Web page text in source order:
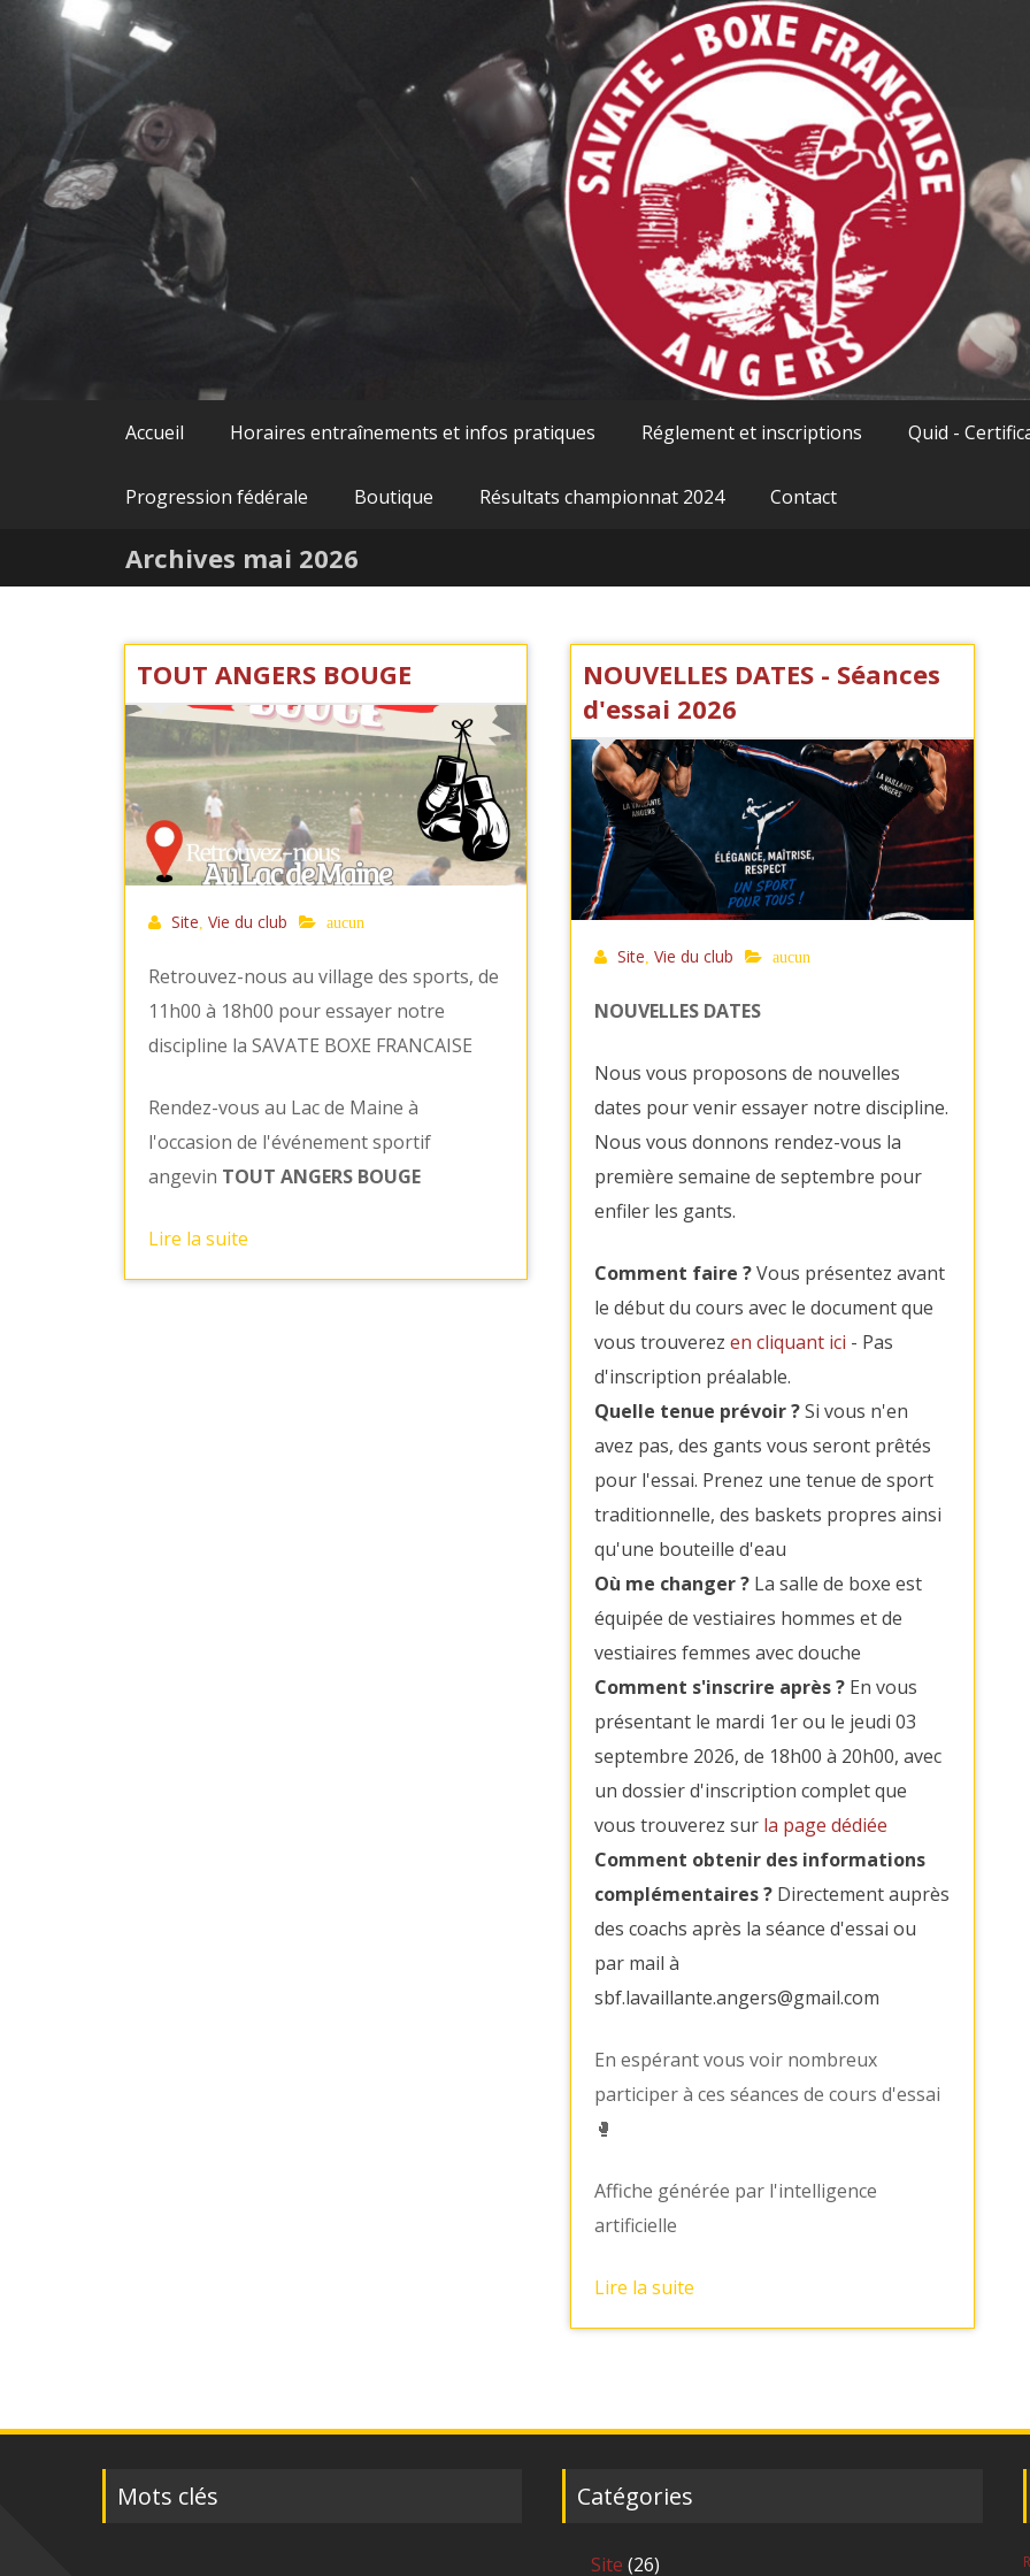
Accueil Horaires entraînements et infos pratiques Réglement et inscriptions Quid -
Progression fédérale Boutique Résultats championnat 2024 Contact
Archives mai 2026
TOUT ANGERS BOUGE
Site Vie du club aucun
Retrouvez-nous au village des sports, de
11h00 à 18h00 pour essayer notre
discipline la SAVATE BOXE FRANCAISE
Rendez-vous au Lac de Maine à
l'occasion de l'événement sportif
angevin TOUT ANGERS BOUGE
Lire la suite
NOUVELLES DATES - Séances
d'essai 2026
Site ,Vie du club aucun
NOUVELLES DATES
Nous vous proposons de nouvelles
dates pour venir essayer notre discipline.
Nous vous donnons rendez-vous la
première semaine de septembre pour
enfiler les gants.
Comment faire ?Vous présentez avant
le début du cours avec le document que
vous trouverezen cliquant ici - Pas
d'inscription préalable.
Quelle tenue prévoir ?Si vous n'en
avez pas, des gants vous seront prêtés
pour l'essai. Prenez une tenue de sport
traditionnelle, des baskets propres ainsi
qu'une bouteille d'eau
Où me changer ? La salle de boxe est
équipée de vestiaires hommes et de
vestiaires femmes avec douche
Comment s'inscrire après ? En vous
présentant le mardi 1er ou le jeudi 03
septembre 2026, de 18h00 à 20h00, avec
un dossier d'inscription complet que
vous trouverez sur la page dédiée
Comment obtenir des informations
complémentaires ? Directement auprès
des coachs après la séance d'essai ou
par mail à
sbf.lavaillante.angers@gmail.com
En espérant vous voir nombreux
participer à ces séances de cours d'essai
🥊
Affiche générée par l'intelligence
artificielle
Lire la suite
Mots clés Catégories
Site (26)